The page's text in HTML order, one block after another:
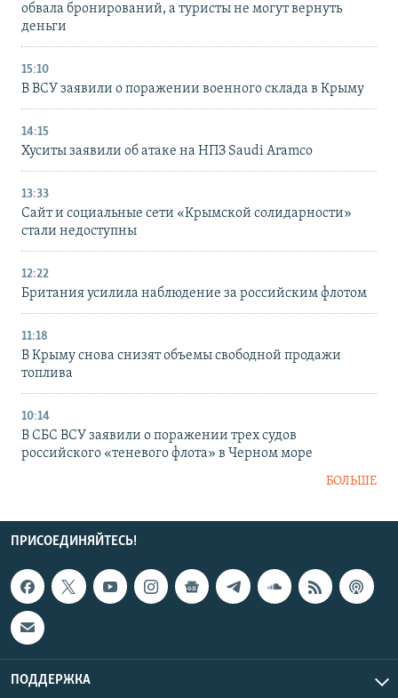
обвала бронирований, а туристы не могут вернуть
деньги
15:10
В ВСУ заявили о поражении военного склада в Крыму
14:15
Хуситы заявили об атаке на НПЗ Saudi Aramco
13:33
Сайт и социальные сети «Крымской солидарности»
стали недоступны
12:22
Британия усилила наблюдение за российским флотом
11:18
В Крыму снова снизят объемы свободной продажи
топлива
10:14
В СБС ВСУ заявили о поражении трех судов
российского «теневого флота» в Черном море
БОЛЬШЕ
ПРИСОЕДИНЯЙТЕСЬ!
ПОДДЕРЖКА